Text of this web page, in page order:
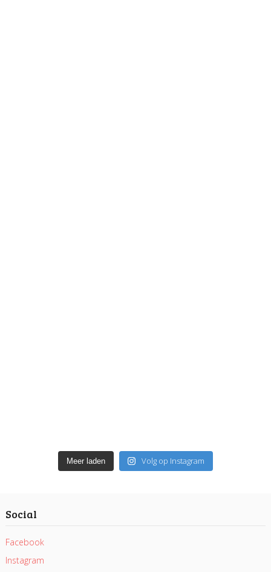
Meer laden Volg op Instagram
Social
Facebook
Instagram